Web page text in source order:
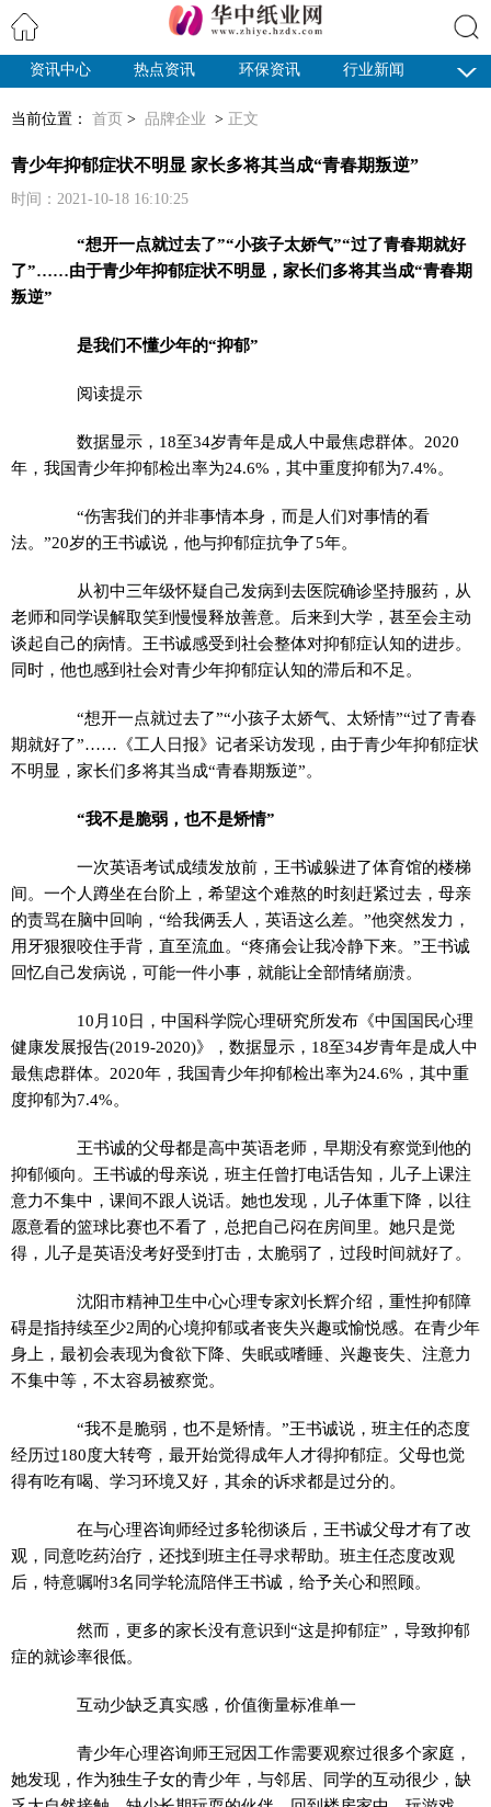
搜索
资讯中心 热点资讯 环保资讯
行业新闻
当前位置： 首页 > 品牌企业 > 正文
青少年抑郁症状不明显 家长多将其当成“青春期叛逆”
时间：2021-10-18 16:10:25
“想开一点就过去了”“小孩子太娇气”“过了青春期就好
了”……由于青少年抑郁症状不明显，家长们多将其当成“青春期
叛逆”
是我们不懂少年的“抑郁”
阅读提示
数据显示，18至34岁青年是成人中最焦虑群体。2020
年，我国青少年抑郁检出率为24.6%，其中重度抑郁为7.4%。
“伤害我们的并非事情本身，而是人们对事情的看
法。”20岁的王书诚说，他与抑郁症抗争了5年。
从初中三年级怀疑自己发病到去医院确诊坚持服药，从
老师和同学误解取笑到慢慢释放善意。后来到大学，甚至会主动
谈起自己的病情。王书诚感受到社会整体对抑郁症认知的进步。
同时，他也感到社会对青少年抑郁症认知的滞后和不足。
“想开一点就过去了”“小孩子太娇气、太矫情”“过了青春
期就好了”……《工人日报》记者采访发现，由于青少年抑郁症状
不明显，家长们多将其当成“青春期叛逆”。
“我不是脆弱，也不是矫情”
一次英语考试成绩发放前，王书诚躲进了体育馆的楼梯
间。一个人蹲坐在台阶上，希望这个难熬的时刻赶紧过去，母亲
的责骂在脑中回响，“给我俩丢人，英语这么差。”他突然发力，
用牙狠狠咬住手背，直至流血。“疼痛会让我冷静下来。”王书诚
回忆自己发病说，可能一件小事，就能让全部情绪崩溃。
10月10日，中国科学院心理研究所发布《中国国民心理
健康发展报告(2019-2020)》，数据显示，18至34岁青年是成人中
最焦虑群体。2020年，我国青少年抑郁检出率为24.6%，其中重
度抑郁为7.4%。
王书诚的父母都是高中英语老师，早期没有察觉到他的
抑郁倾向。王书诚的母亲说，班主任曾打电话告知，儿子上课注
意力不集中，课间不跟人说话。她也发现，儿子体重下降，以往
愿意看的篮球比赛也不看了，总把自己闷在房间里。她只是觉
得，儿子是英语没考好受到打击，太脆弱了，过段时间就好了。
沈阳市精神卫生中心心理专家刘长辉介绍，重性抑郁障
碍是指持续至少2周的心境抑郁或者丧失兴趣或愉悦感。在青少年
身上，最初会表现为食欲下降、失眠或嗜睡、兴趣丧失、注意力
不集中等，不太容易被察觉。
“我不是脆弱，也不是矫情。”王书诚说，班主任的态度
经历过180度大转弯，最开始觉得成年人才得抑郁症。父母也觉
得有吃有喝、学习环境又好，其余的诉求都是过分的。
在与心理咨询师经过多轮彻谈后，王书诚父母才有了改
观，同意吃药治疗，还找到班主任寻求帮助。班主任态度改观
后，特意嘱咐3名同学轮流陪伴王书诚，给予关心和照顾。
然而，更多的家长没有意识到“这是抑郁症”，导致抑郁
症的就诊率很低。
互动少缺乏真实感，价值衡量标准单一
青少年心理咨询师王冠因工作需要观察过很多个家庭，
她发现，作为独生子女的青少年，与邻居、同学的互动很少，缺